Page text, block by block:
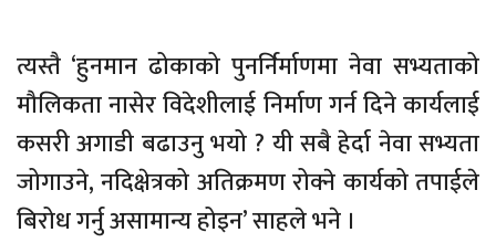
त्यस्तै ‘हुनमान ढोकाको पुनर्निर्माणमा नेवा सभ्यताको
मौलिकता नासेर विदेशीलाई निर्माण गर्न दिने कार्यलाई
कसरी अगाडी बढाउनु भयो ? यी सबै हेर्दा नेवा सभ्यता
जोगाउने, नदिक्षेत्रको अतिक्रमण रोक्ने कार्यको तपाईले
बिरोध गर्नु असामान्य होइन’ साहले भने ।